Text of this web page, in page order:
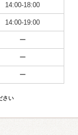
14:00-18:00
14:00-19:00
ー
ー
ー
さい